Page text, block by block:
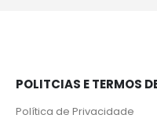
POLITCIAS E TERMOS
Política de Privacidade